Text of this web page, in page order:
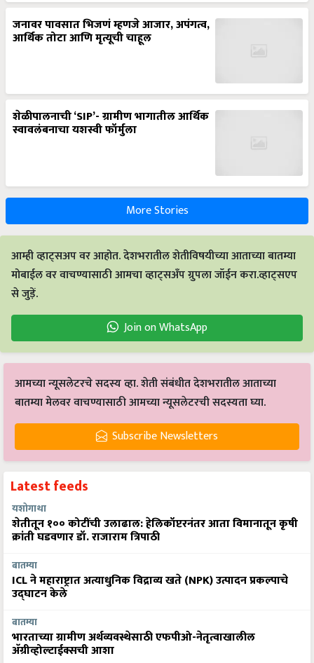
जनावर पावसात भिजणं म्हणजे आजार, अपंगत्व,
आर्थिक तोटा आणि मृत्यूची चाहूल
शेळीपालनाची ‘SIP’- ग्रामीण भागातील आर्थिक
स्वावलंबनाचा यशस्वी फॉर्मुला
More Stories
आम्ही व्हाट्सअप वर आहोत. देशभरातील शेतीविषयीच्या आताच्या बातम्या
मोबाईल वर वाचण्यासाठी आमचा व्हाट्सअँप ग्रुपला जॉईन करा.व्हाट्सएप
से जुड़ें.
Join on WhatsApp
आमच्या न्यूसलेटरचे सदस्य व्हा. शेती संबंधीत देशभरातील आताच्या
बातम्या मेलवर वाचण्यासाठी आमच्या न्यूसलेटरची सदस्यता घ्या.
Subscribe Newsletters
Latest feeds
यशोगाथा
शेतीतून १०० कोटींची उलाढाल: हेलिकॉप्टरनंतर आता विमानातून कृषी
क्रांती घडवणार डॉ. राजाराम त्रिपाठी
बातम्या
ICL ने महाराष्ट्रात अत्याधुनिक विद्राव्य खते (NPK) उत्पादन प्रकल्पाचे
उद्घाटन केले
बातम्या
भारताच्या ग्रामीण अर्थव्यवस्थेसाठी एफपीओ-नेतृत्वाखालील
अ‍ॅग्रीव्होल्टाईक्सची आशा